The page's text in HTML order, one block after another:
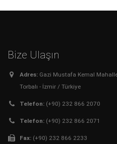
Bize Ulaşın
Adres: Gazi Mustafa Kemal
Torbalı - İzmir / Türkiye
Telefon: (+90) 232 866 2070
Telefon: (+90) 232 866 2071
Fax: (+90) 232 866 2233